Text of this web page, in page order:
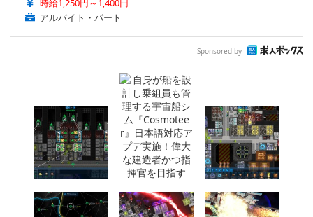
時給1,250円～1,400円
アルバイト・パート
Sponsored by